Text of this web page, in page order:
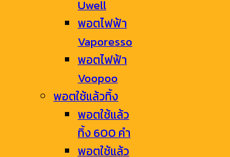
Uwell
พอตไฟฟ้า
Vaporesso
พอตไฟฟ้า
Voopoo
พอตใช้แล้วทิ้ง
พอตใช้แล้ว
ทิ้ง 600 คำ
พอตใช้แล้ว